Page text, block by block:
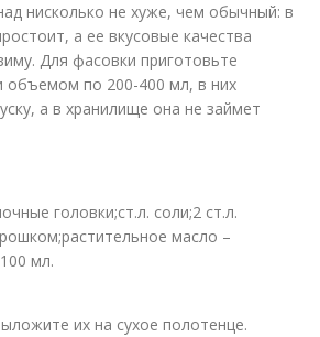
нисколько не хуже, чем обычный: в
а ее вкусовые качества
Для фасовки приготовьте
объемом по 200-400 мл, в них
а в хранилище она не займет
головки;ст.л. соли;2 ст.л.
масло –
мл.
их на сухое полотенце.